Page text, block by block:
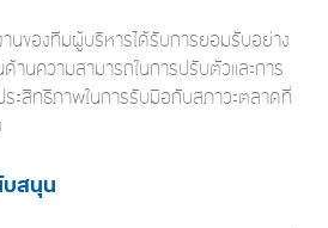
นของทีมผู้บริหารได้รับการยอมรับอย่าง
ด้านความสามารถในการปรับตัวและการ
ระสิทธิภาพในการรับมือกับสภาวะตลาดที่
สนุน